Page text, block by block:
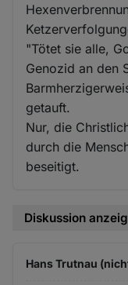
"Tötet sie alle,
Genozid an den
getauft.
Nur, die
durch die
beseitigt.
Diskussion
Hans Trutnau